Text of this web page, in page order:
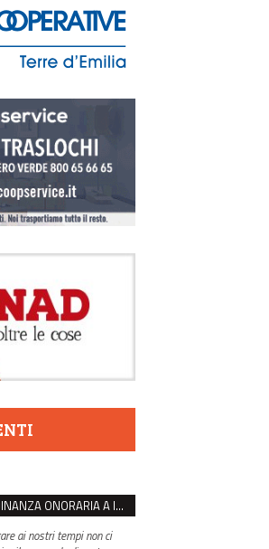
VENTASSO, SÌ ALLA CITTADINANZA ONORARIA A IVA ZANICCHI. MA BARGIACCHI: “È DI PESSIMO GUSTO”
ai nostri tempi non ci